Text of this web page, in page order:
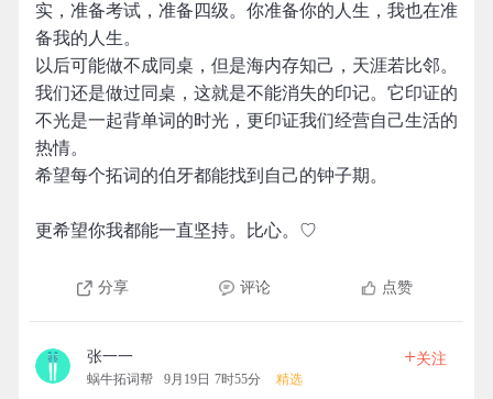
实，准备考试，准备四级。你准备你的人生，我也在准
备我的人生。
以后可能做不成同桌，但是海内存知己，天涯若比邻。
我们还是做过同桌，这就是不能消失的印记。它印证的
不光是一起背单词的时光，更印证我们经营自己生活的
热情。
希望每个拓词的伯牙都能找到自己的钟子期。
更希望你我都能一直坚持。比心。♡
分享 评论 点赞
张一一
蜗牛拓词帮 9月19日 7时55分 精选
+关注